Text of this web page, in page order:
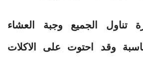
تناول الجميع وجبة العشاء
وقد احتوت على الاكلات